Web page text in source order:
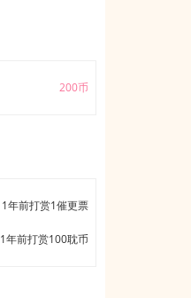
200币
1年前打赏1催更票
1年前打赏100耽币